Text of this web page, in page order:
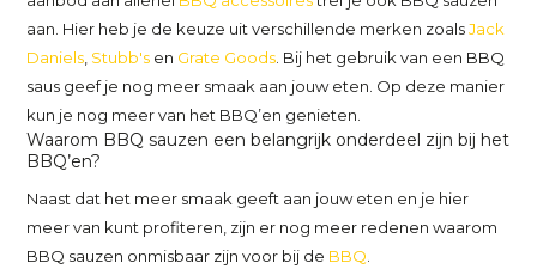
aan. Hier heb je de keuze uit verschillende merken zoalsJack
Daniels Stubb's en Grate Goods . Bij het gebruik van een BBQ
saus geef je nog meer smaak aan jouw eten. Op deze manier
kun je nog meer van het BBQ’en genieten.
Waarom BBQ sauzen een belangrijk onderdeel zijn bij het
BBQ’en?
Naast dat het meer smaak geeft aan jouw eten en je hier
meer van kunt profiteren, zijn er nog meer redenen waarom
BBQ sauzen onmisbaar zijn voor bij de BBQ